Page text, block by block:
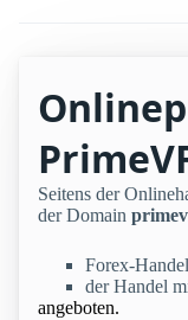
Seitens der
der Domain
Forex-
der Handel
angeboten.